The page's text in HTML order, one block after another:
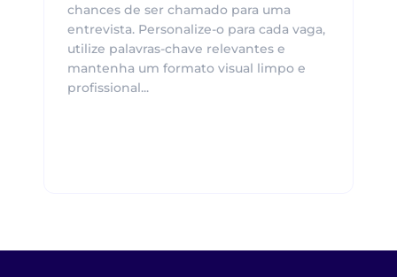
chances de ser chamado para uma
entrevista. Personalize-o para cada vaga,
utilize palavras-chave relevantes e
mantenha um formato visual limpo e
profissional...